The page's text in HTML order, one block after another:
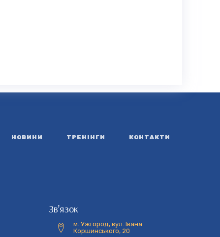
НОВИНИ ТРЕНІНГИ КОНТАКТИ
Зв’язок
м. Ужгород, вул. Івана
Коршинського, 20